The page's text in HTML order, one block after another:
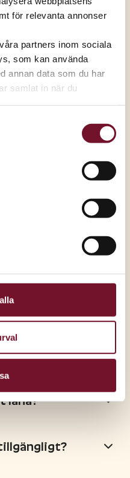
för relevanta annonser
partners inom sociala
som kan använda
annan data som du har
samlat in när du
– steg
lämna tillbaka
seniorrabatt?
låna?